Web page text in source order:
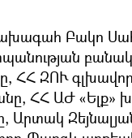
Բակո
ՀՀ ԶՈՒ
ՀՀ ԱԺ «Ելք»